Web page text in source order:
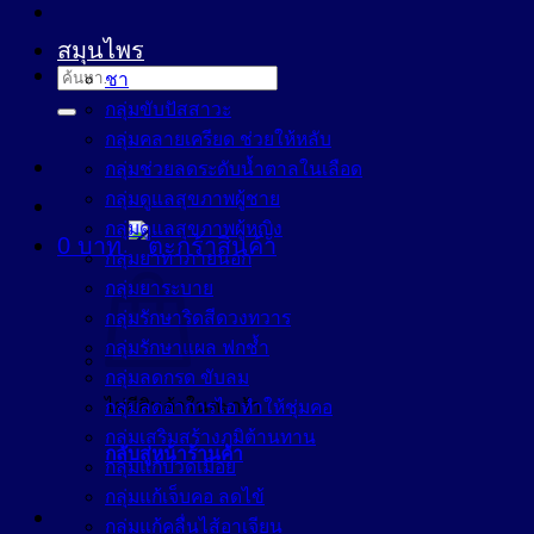
ค้นหา:
0 บาท
ไม่มีสินค้าในตะกร้า
กลับสู่หน้าร้านค้า
สมุนไพร
ชา
กลุ่มขับปัสสาวะ
กลุ่มคลายเครียด ช่วยให้หลับ
กลุ่มช่วยลดระดับน้ำตาลในเลือด
กลุ่มดูแลสุขภาพผู้ชาย
กลุ่มดูแลสุขภาพผู้หญิง
กลุ่มยาทาภายนอก
กลุ่มยาระบาย
กลุ่มรักษาริดสีดวงทวาร
กลุ่มรักษาแผล ฟกช้ำ
กลุ่มลดกรด ขับลม
กลุ่มลดอาการไอ ทำให้ชุ่มคอ
กลุ่มเสริมสร้างภูมิต้านทาน
กลุ่มแก้ปวดเมื่อย
กลุ่มแก้เจ็บคอ ลดไข้
กลุ่มแก้คลื่นไส้อาเจียน